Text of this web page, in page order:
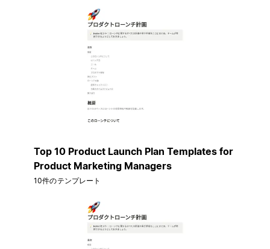
Top 10 Product Launch Plan Templates for
Product Marketing Managers
10件のテンプレート